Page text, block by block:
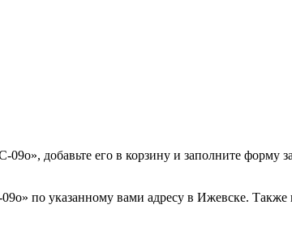
добавьте его в корзину и заполните форму
по указанному вами адресу в Ижевске. Также